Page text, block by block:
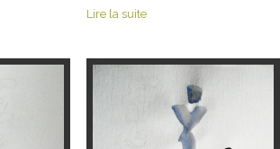
Lire la suite